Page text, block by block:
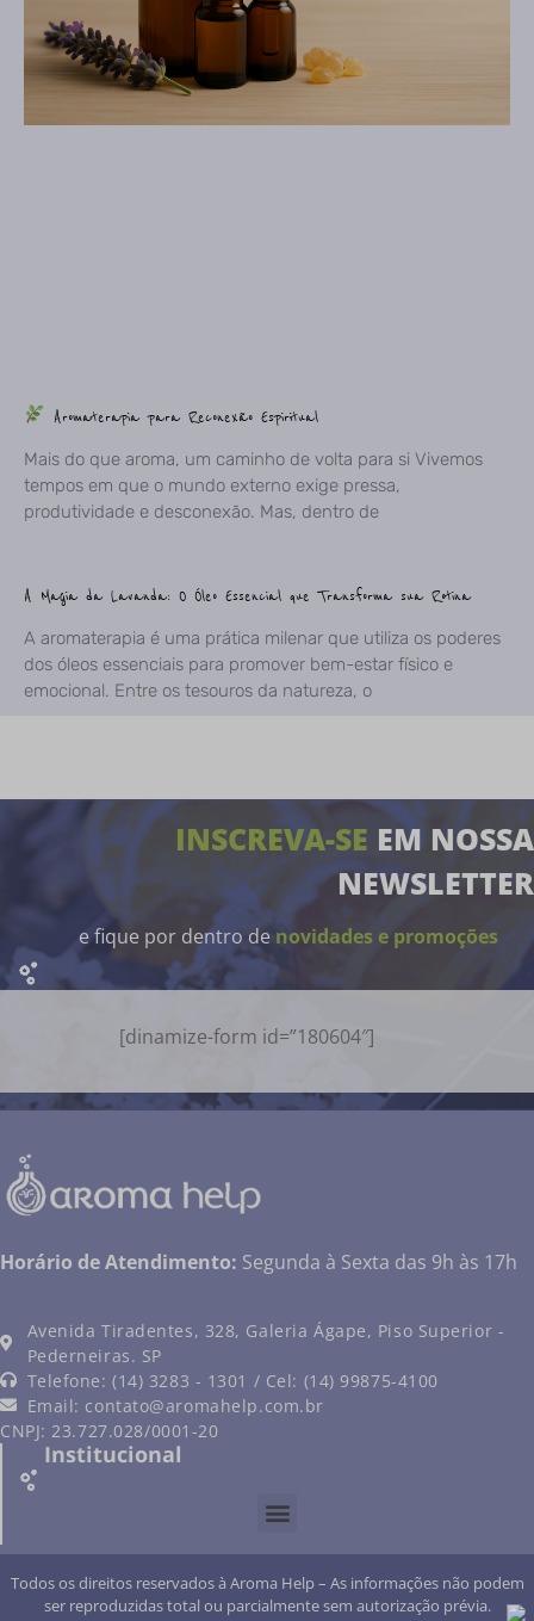
Aromaterapia para Reconexão Espiritual
Mais do que aroma, um caminho de volta para si Vivemos
tempos em que o mundo externo exige pressa,
produtividade e desconexão. Mas, dentro de
A Magia da Lavanda: O Óleo Essencial que Transforma sua Rotina
A aromaterapia é uma prática milenar que utiliza os poderes
dos óleos essenciais para promover bem-estar físico e
emocional. Entre os tesouros da natureza, o
INSCREVA-SE EM NOSSA
NEWSLETTER
e fique por dentro de novidades e promoções
[dinamize-form id=”180604″]
Horário de Atendimento: Segunda à Sexta das 9h às 17h
Avenida Tiradentes, 328, Galeria Ágape, Piso Superior -
Pederneiras. SP
Telefone: (14) 3283 - 1301 / Cel: (14) 99875-4100
Email: contato@aromahelp.com.br
CNPJ: 23.727.028/0001-20
Institucional
Todos os direitos reservados à Aroma Help – As informações não podem
ser reproduzidas total ou parcialmente sem autorização prévia.